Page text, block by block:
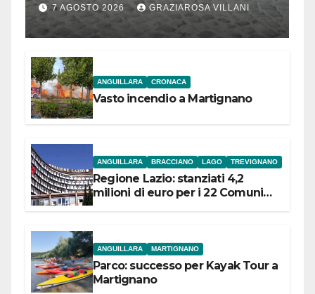
Bracciano: ieri
l’inaugurazione
7 AGOSTO 2026 GRAZIAROSA VILLANI
ANGUILLARA CRONACA
Vasto incendio a Martignano
ANGUILLARA BRACCIANO LAGO TREVIGNANO
Regione Lazio: stanziati 4,2
milioni di euro per i 22 Comuni
ANGUILLARA MARTIGNANO
Parco: successo per Kayak Tour a
Martignano